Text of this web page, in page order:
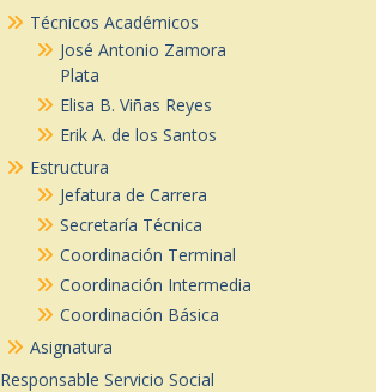
Técnicos Académicos
José Antonio Zamora
Plata
Elisa B. Viñas Reyes
Erik A. de los Santos
Estructura
Jefatura de Carrera
Secretaría Técnica
Coordinación Terminal
Coordinación Intermedia
Coordinación Básica
Asignatura
Responsable Servicio Social